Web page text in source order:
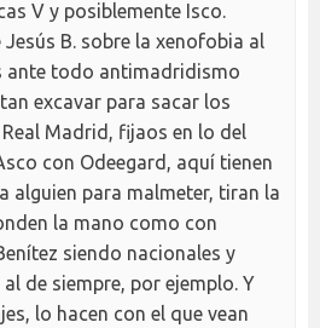
V y posiblemente Isco.
Jesús B. sobre la xenofobia al
ante todo antimadridismo
excavar para sacar los
Madrid, fijaos en lo del
con Odeegard, aquí tienen
alguien para malmeter, tiran la
la mano como con
siendo nacionales y
de siempre, por ejemplo. Y
lo hacen con el que vean